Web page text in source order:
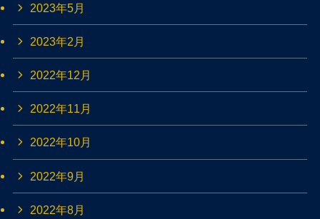
2023年5月
2023年2月
2022年12月
2022年11月
2022年10月
2022年9月
2022年8月